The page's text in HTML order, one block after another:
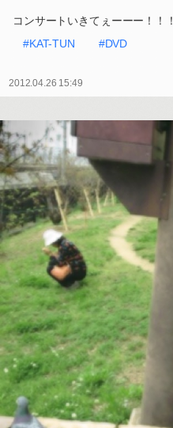
コンサートいきてぇーーー！！
#KAT-TUN
#DVD
2012.04.26 15:49